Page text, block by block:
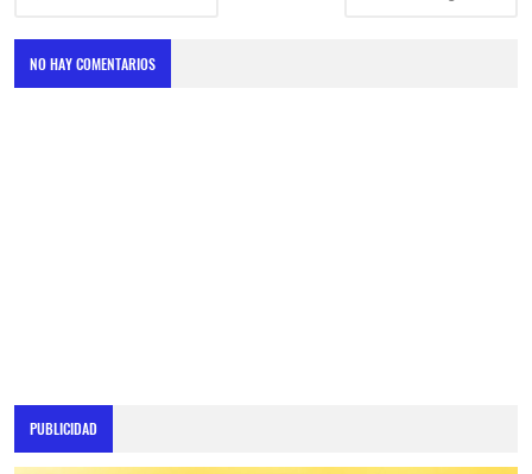
NO HAY COMENTARIOS
PUBLICIDAD